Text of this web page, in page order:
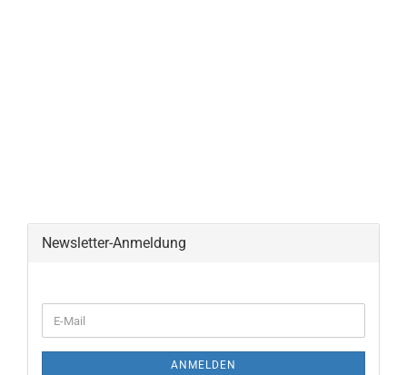
Newsletter-Anmeldung
ANMELDEN